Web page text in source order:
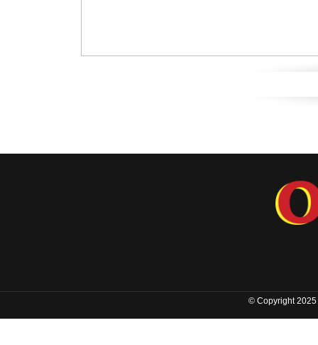
© Copyright